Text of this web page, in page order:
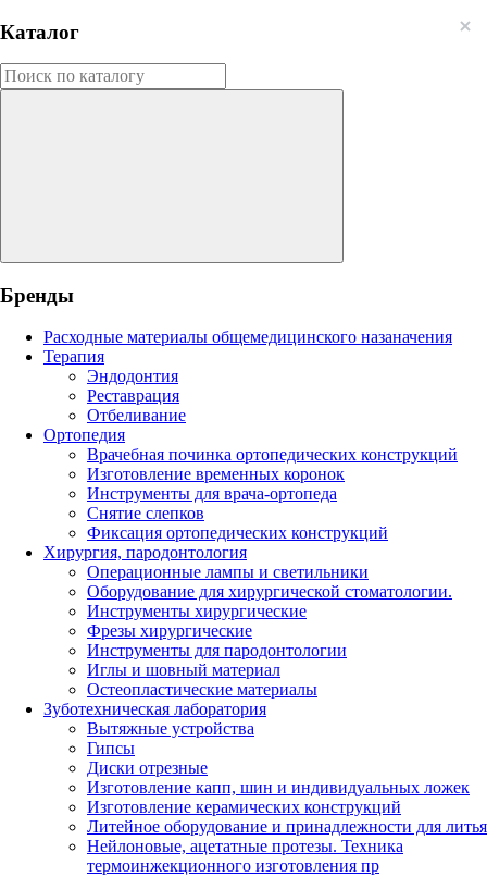
Каталог
Бренды
Расходные материалы общемедицинского назаначения
Терапия
Эндодонтия
Реставрация
Отбеливание
Ортопедия
Врачебная починка ортопедических конструкций
Изготовление временных коронок
Инструменты для врача-ортопеда
Снятие слепков
Фиксация ортопедических конструкций
Хирургия, пародонтология
Операционные лампы и светильники
Оборудование для хирургической стоматологии.
Инструменты хирургические
Фрезы хирургические
Инструменты для пародонтологии
Иглы и шовный материал
Остеопластические материалы
Зуботехническая лаборатория
Вытяжные устройства
Гипсы
Диски отрезные
Изготовление капп, шин и индивидуальных ложек
Изготовление керамических конструкций
Литейное оборудование и принадлежности для литья
Нейлоновые, ацетатные протезы. Техника
термоинжекционного изготовления пр